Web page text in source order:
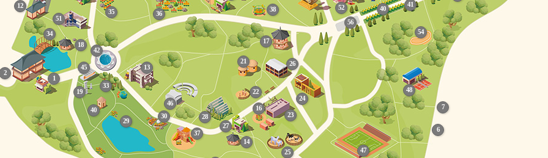
1
2
6
7
12
13
14
16
17
18
19
21
22
23
24
25
26
27
28
29
30
33
34
35 36
37
38
40
40
41
42
45
46
47
48
51
52
54
56